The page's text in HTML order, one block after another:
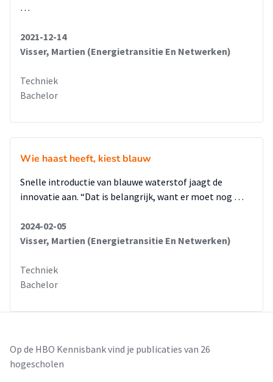
opgedane kennis in het literatuuronderzoek, kon ook de
CO2-reductie. De CO2-reductie is namelijk project
afhankelijk. Door de eigenschap
grote scheuren toe te laten in de
laadkuilvloer. De enige eis die dan nog geldt is de esthetica.
waar de CO2-reductie is uitgezet tegen de scheurwijdte.
Hierdoor kan er later door wellicht
opdracht gevers zelf een keuze gemaakt worden wat hun het
belangrijkst vinden, meer CO2-
…
2021-12-14
Visser, Martien (Energietransitie En Netwerken)
Techniek
Bachelor
Wie haast heeft, kiest blauw
Snelle introductie van blauwe waterstof jaagt de
innovatie aan. “Dat is belangrijk, want er moet nog …
2024-02-05
Visser, Martien (Energietransitie En Netwerken)
Techniek
Bachelor
Op de HBO Kennisbank vind je publicaties van 26
hogescholen